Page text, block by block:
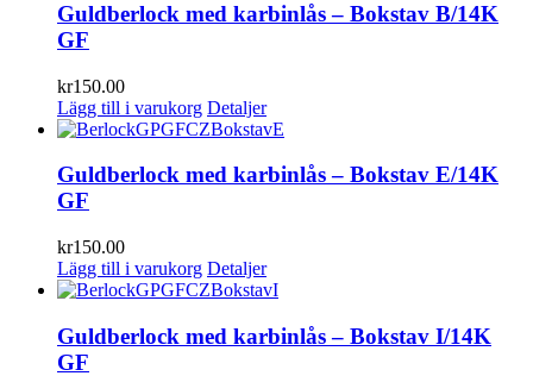
Guldberlock med karbinlås – Bokstav B/14K
GF
kr150.00
Lägg till i varukorg Detaljer
Guldberlock med karbinlås – Bokstav E/14K
GF
kr150.00
Lägg till i varukorg Detaljer
Guldberlock med karbinlås – Bokstav I/14K
GF